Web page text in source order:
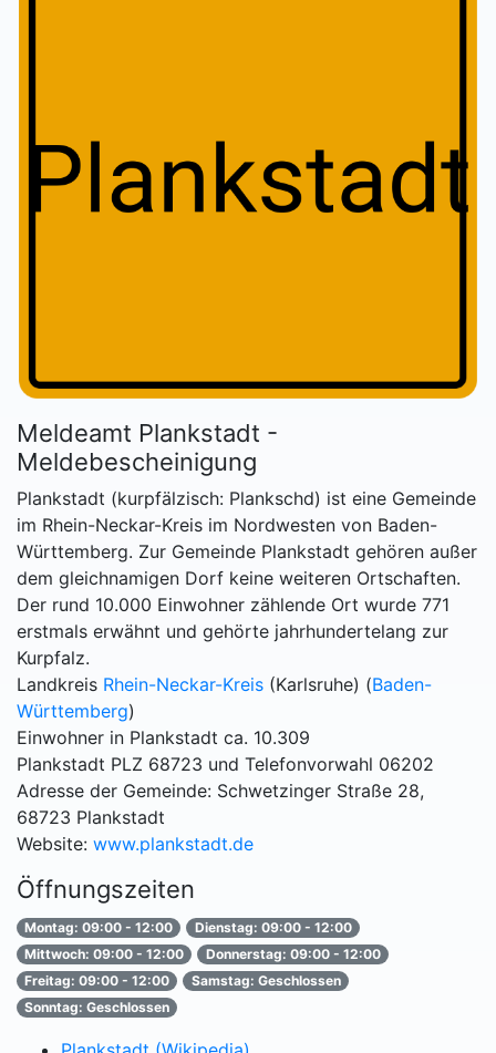
Meldeamt Plankstadt -
Meldebescheinigung
Plankstadt (kurpfälzisch: Plankschd) ist eine Gemeinde
im Rhein-Neckar-Kreis im Nordwesten von Baden-
Württemberg. Zur Gemeinde Plankstadt gehören außer
dem gleichnamigen Dorf keine weiteren Ortschaften.
Der rund 10.000 Einwohner zählende Ort wurde 771
erstmals erwähnt und gehörte jahrhundertelang zur
Kurpfalz.
Landkreis Rhein-Neckar-Kreis (Karlsruhe) (Baden-
Württemberg)
Einwohner in Plankstadt ca. 10.309
Plankstadt PLZ 68723 und Telefonvorwahl 06202
Adresse der Gemeinde: Schwetzinger Straße 28,
68723 Plankstadt
Website: www.plankstadt.de
Öffnungszeiten
Montag: 09:00 - 12:00
Dienstag: 09:00 - 12:00
Mittwoch: 09:00 - 12:00
Donnerstag: 09:00 - 12:00
Freitag: 09:00 - 12:00
Samstag: Geschlossen
Sonntag: Geschlossen